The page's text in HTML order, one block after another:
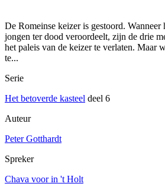
De Romeinse keizer is gestoord. Wanneer
jongen ter dood veroordeelt, zijn de drie
het paleis van de keizer te verlaten. Maar
te...
Serie
Het betoverde kasteel deel 6
Auteur
Peter Gotthardt
Spreker
Chava voor in 't Holt